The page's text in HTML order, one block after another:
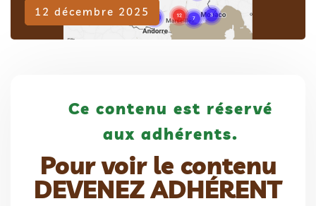
12 décembre 2025
Adhérent
Ce contenu est réservé
aux adhérents.
Pour voir le contenu
DEVENEZ ADHÉRENT